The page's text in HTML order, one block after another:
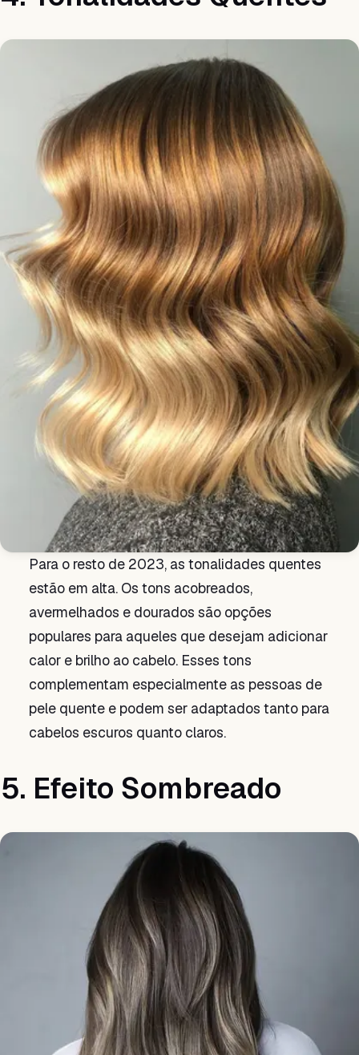
Para o resto de 2023, as tonalidades quentes
estão em alta. Os tons acobreados,
avermelhados e dourados são opções
populares para aqueles que desejam adicionar
calor e brilho ao cabelo. Esses tons
complementam especialmente as pessoas de
pele quente e podem ser adaptados tanto para
cabelos escuros quanto claros.
5. Efeito Sombreado